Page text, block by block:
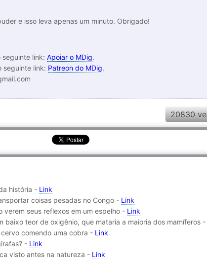
e isso leva apenas um minuto. Obrigado!
seguinte link: Apoiar o MDig.
seguinte link: Patreon do MDig.
20830
história - Link
coisas pesadas no Congo - Link
verem seus reflexos em um espelho - Link
teor de oxigênio, que mataria a maioria dos mamíferos -
comendo uma cobra - Link
- Link
visto antes na natureza - Link